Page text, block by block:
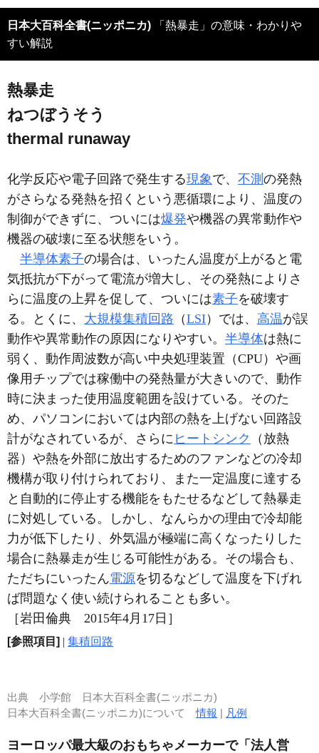
日本大百科全書(ニッポニカ) 「熱暴走」の意味・わかりや
すい解説
熱暴走
ねつぼうそう
thermal runaway
化学反応や電子回路で発生する現象 で、 不測 の発熱
がさらなる発熱を招くという悪循環により、温度の
制御ができずに、ついには爆発や機器の異常動作や
機器の破壊に至る状態をいう。
半導体素子の場合は、いったん温度が上がると電
気抵抗が下がって電流が増大し、その発熱によりさ
らに温度の上昇を促して、ついには素子を破壊す
る。とくに、 大規模集積回路 （LSI）では、 高温が誤
動作や異常動作の原因になりやすい。 半導体は熱に
弱く、動作周波数が高い中央処理装置（CPU）や画
像用チップでは稼働中の発熱量が大きいので、動作
時に決まった使用温度範囲を設けている。そのた
め、パソコンにおいては内部の熱を上げない回路設
計がなされているが、さらに ヒートシンク
（放熱
器）や熱を外部に放出するためのファンなどの冷却
機構が取り付けられており、また一定温度に達する
と自動的に停止する機能をもたせるなどして熱暴走
に対処している。しかし、なんらかの理由で冷却能
力が低下したり、外気温が極端に高くなったりした
場合に熱暴走が生じる可能性がある。その場合も、
ただちにいったん電源を切るなどして温度を下げれ
ば問題なく使い続けられることも多い。
［岩田倫典 2015年4月17日］
[参照項目] | 集積回路
出典 小学館 日本大百科全書(ニッポニカ)
日本大百科全書(ニッポニカ)について情報 | 凡例
ヨーロッパ最大級のおもちゃメーカーで「法人営